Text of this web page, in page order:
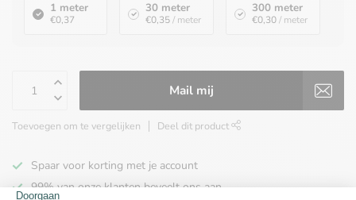
1 meter
€0,37
30 meter
€0,35/ meter
300 meter
€0,30/ meter
Mail mij
Toevoegen om te vergelijken Deel dit product
Spaar voor korting met je account
99% van onze klanten beveelt ons aan